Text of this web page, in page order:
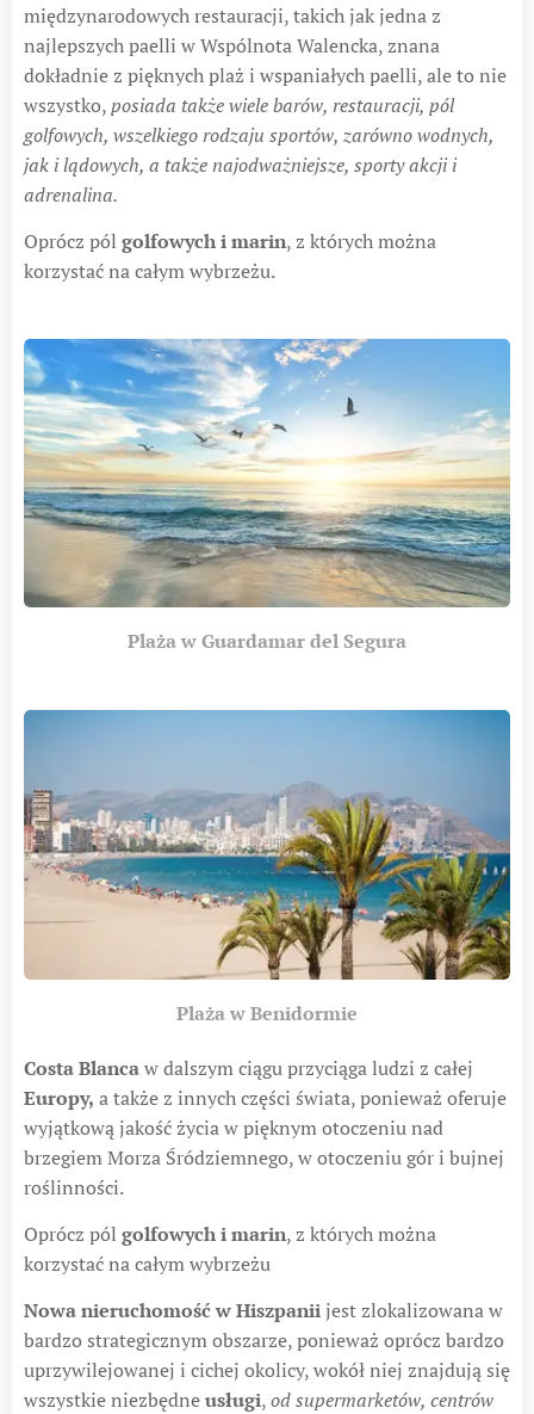
międzynarodowych restauracji, takich jak jedna z
najlepszych paelli w Wspólnota Walencka, znana
dokładnie z pięknych plaż i wspaniałych paelli, ale to nie
wszystko,posiada także wiele barów, restauracji, pól
golfowych, wszelkiego rodzaju sportów, zarówno wodnych,
jak i lądowych, a także najodważniejsze, sporty akcji i
adrenalina.
Oprócz pól golfowych i marin, z których można
korzystać na całym wybrzeżu.
Plaża w Guardamar del Segura
Plaża w Benidormie
Costa Blancaw dalszym ciągu przyciąga ludzi z całej
Europy, a także z innych części świata, ponieważ oferuje
wyjątkową jakość życia w pięknym otoczeniu nad
brzegiem Morza Śródziemnego, w otoczeniu gór i bujnej
roślinności.
Oprócz pól golfowych i marin, z których można
korzystać na całym wybrzeżu
Nowa nieruchomość w Hiszpaniijest zlokalizowana w
bardzo strategicznym obszarze, ponieważ oprócz bardzo
uprzywilejowanej i cichej okolicy, wokół niej znajdują się
wszystkie niezbędneusługi,od supermarketów, centrów